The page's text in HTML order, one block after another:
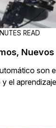
READ
son
el